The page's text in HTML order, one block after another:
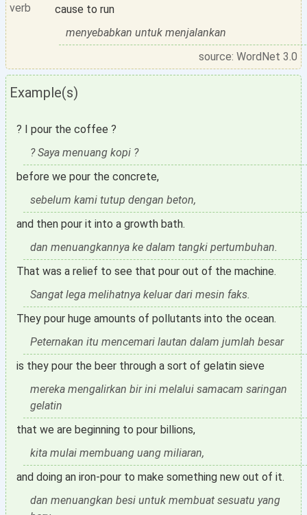
verb
cause to run
menyebabkan untuk menjalankan
source: WordNet 3.0
Example(s)
? I pour the coffee ?
? Saya menuang kopi ?
before we pour the concrete,
sebelum kami tutup dengan beton,
and then pour it into a growth bath.
dan menuangkannya ke dalam tangki pertumbuhan.
That was a relief to see that pour out of the machine.
Sangat lega melihatnya keluar dari mesin faks.
They pour huge amounts of pollutants into the ocean.
Peternakan itu mencemari lautan dalam jumlah besar
is they pour the beer through a sort of gelatin sieve
mereka mengalirkan bir ini melalui samacam saringan
gelatin
that we are beginning to pour billions,
kita mulai membuang uang miliaran,
and doing an iron-pour to make something new out of it.
dan menuangkan besi untuk membuat sesuatu yang